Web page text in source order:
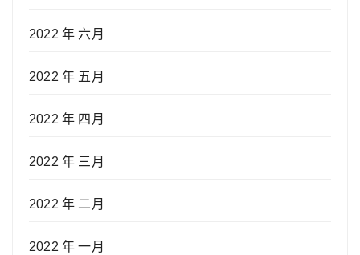
2022 年 六月
2022 年 五月
2022 年 四月
2022 年 三月
2022 年 二月
2022 年 一月